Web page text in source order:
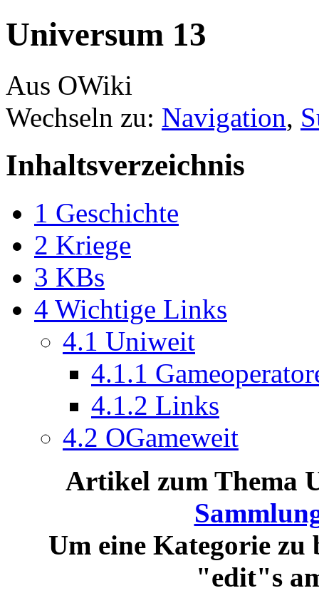
Universum 13
Aus OWiki
Wechseln zu: Navigation,
Inhaltsverzeichnis
1 Geschichte
2 Kriege
3 KBs
4 Wichtige Links
4.1 Uniweit
4.1.1
4.1.2 Links
4.2 OGameweit
Artikel zum Thema
Um eine Kategorie zu
"edit"s